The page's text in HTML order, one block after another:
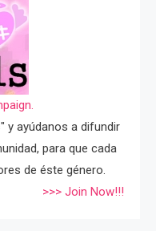
y ayúdanos a difundir
para que cada
de éste género.
>>> Join Now!!!